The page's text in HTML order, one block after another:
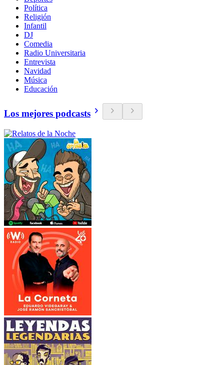
Política
Religión
Infantil
DJ
Comedia
Radio Universitaria
Entrevista
Navidad
Música
Educación
Los mejores podcasts